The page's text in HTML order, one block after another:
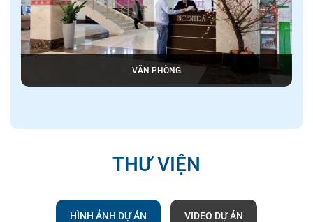
VĂN PHÒNG
THƯ VIỆN
HÌNH ẢNH DỰ ÁN VIDEO DỰ ÁN